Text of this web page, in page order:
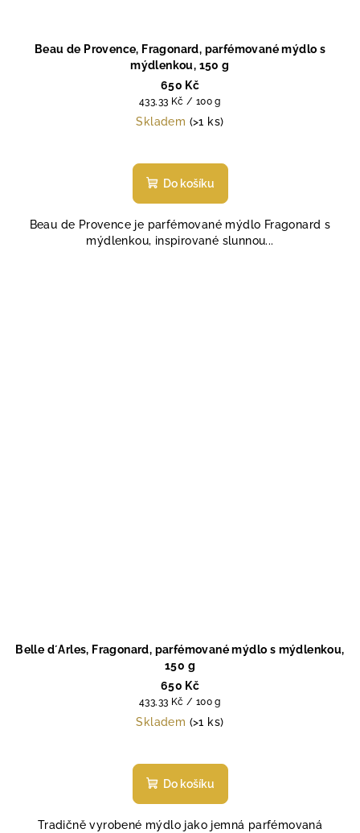
Beau de Provence, Fragonard, parfémované mýdlo s
mýdlenkou, 150 g
650 Kč
Měrná
cena:
433,33 Kč / 100 g
Skladem (>1 ks)
Do košíku
Beau de Provence je parfémované mýdlo Fragonard s
mýdlenkou, inspirované slunnou...
Belle d´Arles, Fragonard, parfémované mýdlo s mýdlenkou,
150 g
650 Kč
Měrná
cena:
433,33 Kč / 100 g
Skladem (>1 ks)
Do košíku
Tradičně vyrobené mýdlo jako jemná parfémovaná